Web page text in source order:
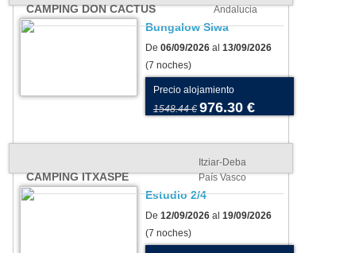
CAMPING DON CACTUS
Andalucia
Bungalow Siwa
De 06/09/2026 al 13/09/2026
(7 noches)
Precio alojamiento
1548.44 € 976.30 €
CAMPING ITXASPE
Itziar-Deba
País Vasco
Estudio 2/4
De 12/09/2026 al 19/09/2026
(7 noches)